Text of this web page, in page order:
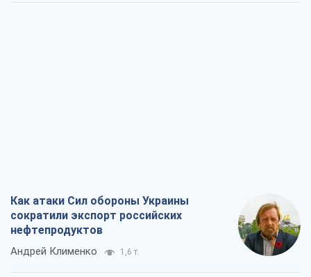
Как атаки Сил обороны Украины
сократили экспорт российских
нефтепродуктов
Андрей Клименко 1,6 т.